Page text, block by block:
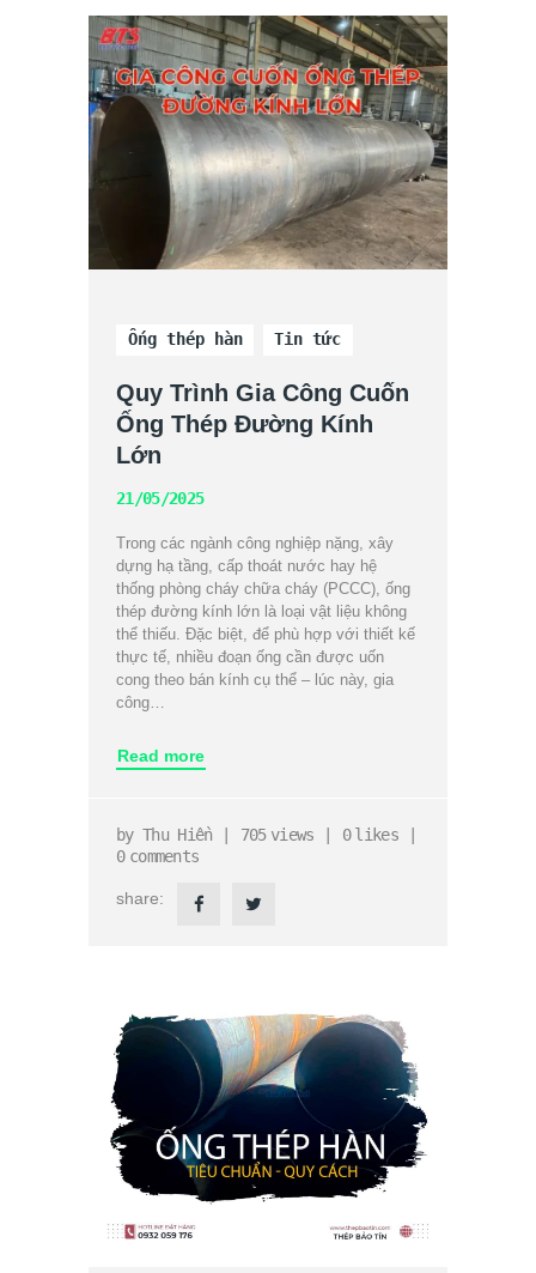
Ống thép hàn Tin tức
Quy Trình Gia Công Cuốn
Ống Thép Đường Kính
Lớn
21/05/2025
Trong các ngành công nghiệp nặng, xây
dựng hạ tầng, cấp thoát nước hay hệ
thống phòng cháy chữa cháy (PCCC), ống
thép đường kính lớn là loại vật liệu không
thể thiếu. Đặc biệt, để phù hợp với thiết kế
thực tế, nhiều đoạn ống cần được uốn
cong theo bán kính cụ thể – lúc này, gia
công…
Read more
byThu Hiền 705 views 0 likes
0 comments
share: